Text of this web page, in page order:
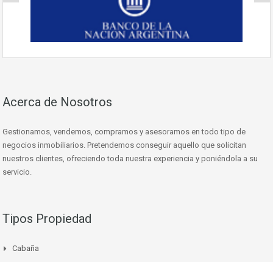
Acerca de Nosotros
Gestionamos, vendemos, compramos y asesoramos en todo tipo de
negocios inmobiliarios. Pretendemos conseguir aquello que solicitan
nuestros clientes, ofreciendo toda nuestra experiencia y poniéndola a su
servicio.
Tipos Propiedad
Cabaña